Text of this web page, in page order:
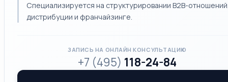
Специализируется на структурировании B2B-
дистрибуции и франчайзинге.
ЗАПИСЬ НА ОНЛАЙН КОНСУЛЬТАЦИЮ
+7 (495) 118-24-84